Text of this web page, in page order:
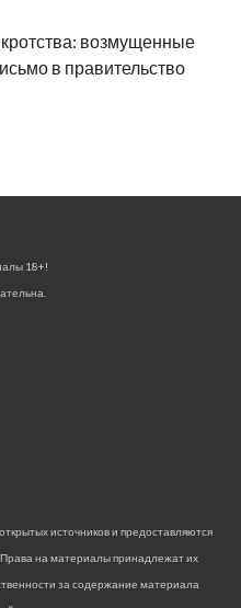
возмущенные
в правительство
18+!
источников и предоставляются
на материалы принадлежат их
за содержание материала